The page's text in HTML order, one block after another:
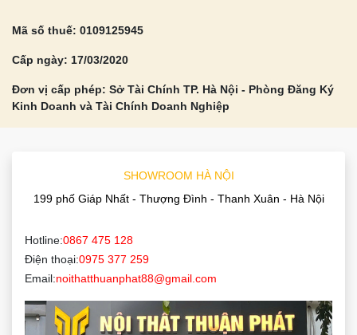
Mã số thuế: 0109125945
Cấp ngày: 17/03/2020
Đơn vị cấp phép: Sở Tài Chính TP. Hà Nội - Phòng Đăng Ký
Kinh Doanh và Tài Chính Doanh Nghiệp
SHOWROOM HÀ NỘI
199 phố Giáp Nhất - Thượng Đình - Thanh Xuân - Hà Nội
Hotline:0867 475 128
Điện thoại:0975 377 259
Email:noithatthuanphat88@gmail.com